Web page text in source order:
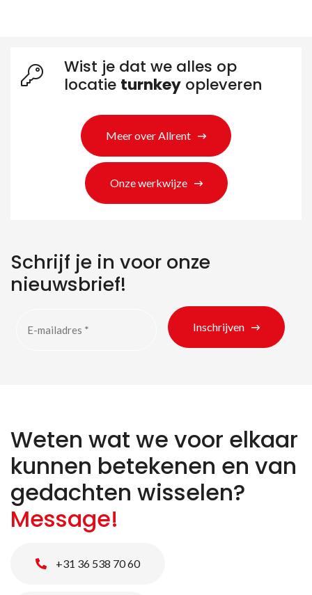
Wist je dat we alles op
locatie turnkey opleveren
Meer over Allrent
Onze werkwijze
Schrijf je in voor onze
nieuwsbrief!
Inschrijven
Weten wat we voor elkaar
kunnen betekenen en van
gedachten wisselen?
Message!
+31 36 538 70 60